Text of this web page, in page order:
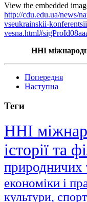
View the embedded
http://cdu.edu.ua/news/
vseukrainskii-
ННІ
Попередня
Наступна
Теги
ННІ
історії та
природничих
економіки і
культури,